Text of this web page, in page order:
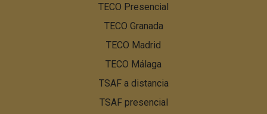
TECO Presencial
TECO Granada
TECO Madrid
TECO Málaga
TSAF a distancia
TSAF presencial